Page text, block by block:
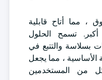
، مما أتاح قابلية
تسمح الحلول
بسلاسة والتتبع في
الأساسية ، مما يجعل
من المستخدمين